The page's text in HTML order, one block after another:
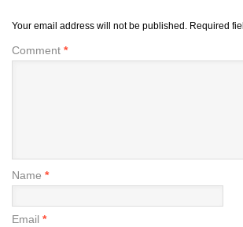
Your email address will not be published. Required
Comment *
Name *
Email *